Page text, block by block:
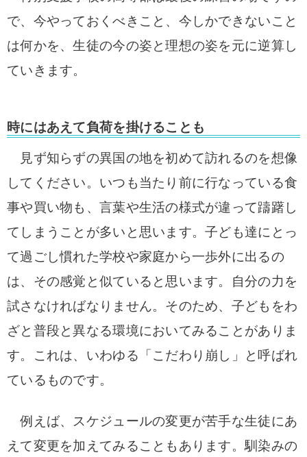
で、今やっておくべきこと、今しかできないこと
は何かを、生徒の今の姿と理想の姿を元に逆算し
ていきます。
時にはあえて負荷を掛けることも
見ず知らずの異国の地を初めて訪れるのを想像
してください。いつも当たり前に行なっている食
事や買い物も、言葉や生活の様式が違って躊躇し
てしまうことが多いと思います。子ども達にとっ
て過ごし慣れた学校や家庭から一歩外に出るの
は、その感覚と似ていると思います。自分の力を
試さなければなりません。そのため、子どもをわ
ざと普段と異なる環境においてみることがありま
す。これは、いわゆる「こだわり崩し」と呼ばれ
ているものです。
例えば、スケジュールの変更が苦手な生徒にあ
えて変更を加えてみることもあります。馴染みの